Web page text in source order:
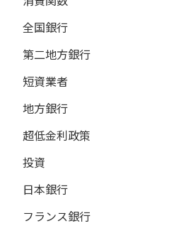
全国銀行
第二地方銀行
短資業者
地方銀行
超低金利政策
投資
日本銀行
フランス銀行